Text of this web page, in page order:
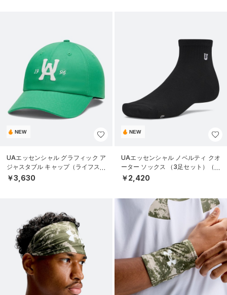
NEW
UAエッセンシャル グラフィック ア
ジャスタブル キャップ（ライフスタ
イル/UNISEX）
￥3,630
NEW
UAエッセンシャル ノベルティ クオ
ーター ソックス （3足セット）（ラ
イフスタイル/UNISEX）
￥2,420